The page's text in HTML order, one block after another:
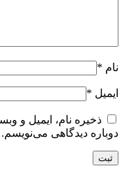
نام *
ایمیل *
ذخیره نام، ایمیل و
دوباره دیدگاهی می‌نویسم.